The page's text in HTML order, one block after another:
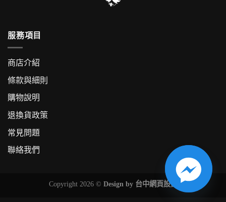
服務項目
商店介紹
條款與細則
購物說明
退換貨政策
常見問題
聯絡我們
Copyright 2026 © Design by 台中網頁設計